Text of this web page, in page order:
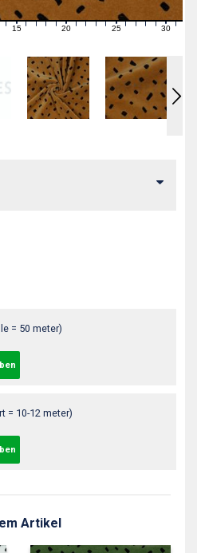
1516171819 21222324 26272829 31
= 50 meter)
= 10-12 meter)
Artikel